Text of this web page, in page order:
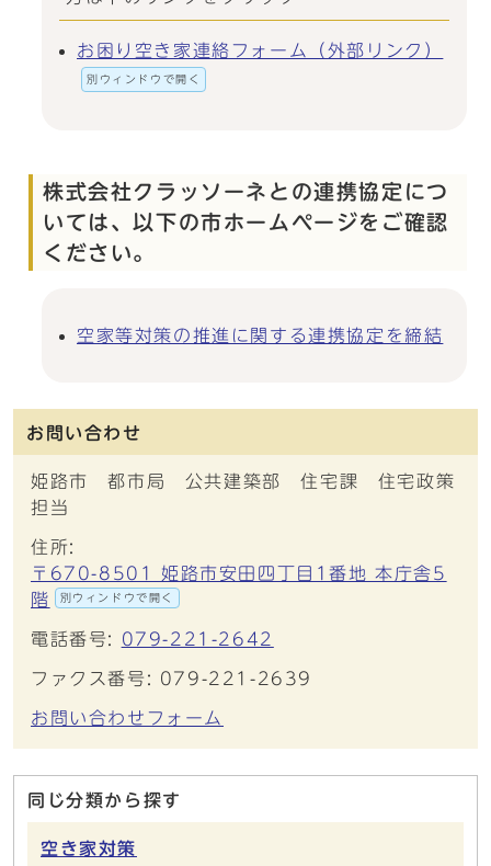
お困り空き家連絡フォーム（外部リンク）
別ウィンドウで開く
株式会社クラッソーネとの連携協定につ
いては、以下の市ホームページをご確認
ください。
空家等対策の推進に関する連携協定を締結
お問い合わせ
姫路市 都市局 公共建築部 住宅課 住宅政策
担当
住所:
〒670-8501 姫路市安田四丁目1番地 本庁舎5
階
別ウィンドウで開く
電話番号: 079-221-2642
ファクス番号: 079-221-2639
お問い合わせフォーム
同じ分類から探す
空き家対策